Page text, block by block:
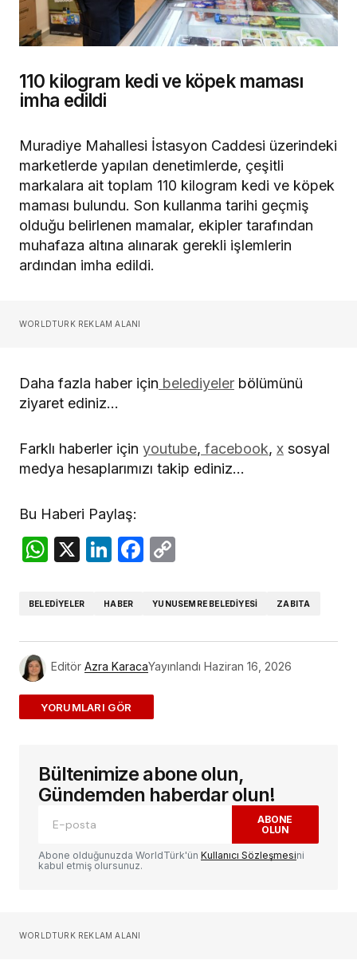
110 kilogram kedi ve köpek maması
imha edildi
Muradiye Mahallesi İstasyon Caddesi üzerindeki
marketlerde yapılan denetimlerde, çeşitli
markalara ait toplam 110 kilogram kedi ve köpek
maması bulundu. Son kullanma tarihi geçmiş
olduğu belirlenen mamalar, ekipler tarafından
muhafaza altına alınarak gerekli işlemlerin
ardından imha edildi.
WORLDTURK REKLAM ALANI
Daha fazla haber için belediyeler bölümünü
ziyaret ediniz…
Farklı haberler için youtube, facebook, x sosyal
medya hesaplarımızı takip ediniz…
Bu Haberi Paylaş:
WhatsApp
X LinkedIn
Facebook
BELEDIYELER HABER YUNUSEMRE BELEDIYESI ZABITA
Editör Azra KaracaYayınlandı Haziran 16, 2026
ADD A COMMENT
E-posta adresiniz yayınlanmayacak.
alanlar*ile işaretlenmişlerdir
Yorum
Sizin adınız*
Bültenimize abone olun,
Gündemden haberdar olun!
ABONE
OLUN
Abone olduğunuzda WorldTürk'ün Kullanıcı Sözleşmesini
kabul etmiş olursunuz.
WORLDTURK REKLAM ALANI